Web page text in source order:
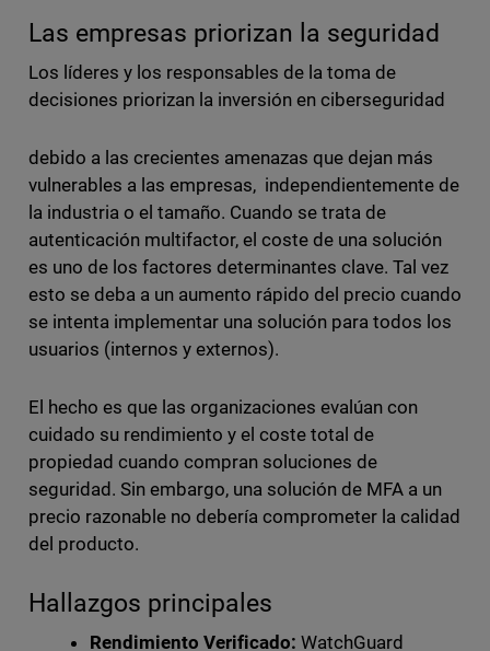
Las empresas priorizan la seguridad
Los líderes y los responsables de la toma de
decisiones priorizan la inversión en ciberseguridad
debido a las crecientes amenazas que dejan más
vulnerables a las empresas, independientemente de
la industria o el tamaño. Cuando se trata de
autenticación multifactor, el coste de una solución
es uno de los factores determinantes clave. Tal vez
esto se deba a un aumento rápido del precio cuando
se intenta implementar una solución para todos los
usuarios (internos y externos).
El hecho es que las organizaciones evalúan con
cuidado su rendimiento y el coste total de
propiedad cuando compran soluciones de
seguridad. Sin embargo, una solución de MFA a un
precio razonable no debería comprometer la calidad
del producto.
Hallazgos principales
Rendimiento Verificado: WatchGuard